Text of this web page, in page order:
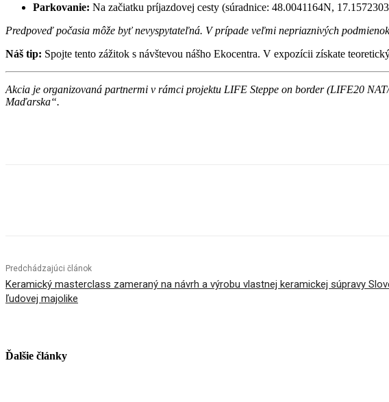
Parkovanie: Na začiatku príjazdovej cesty (súradnice: 48.0041164N,
Predpoveď počasia môže byť nevyspytateľná. V prípade veľmi nepriaznivých
Náš tip: Spojte tento zážitok s návštevou nášho Ekocentra. V expozícii získate
Akcia je organizovaná partnermi v rámci projektu LIFE Steppe on border (LIFE20
Maďarska“.
Predchádzajúci článok
Keramický masterclass zameraný na návrh a výrobu vlastnej keramickej súpravy
ľudovej majolike
Ďalšie články